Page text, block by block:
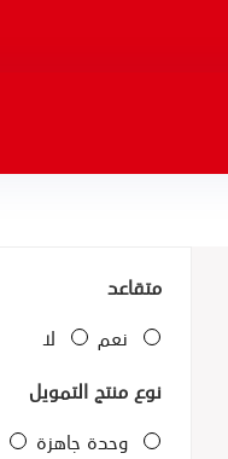
متقاعد
نوع منتج التمويل